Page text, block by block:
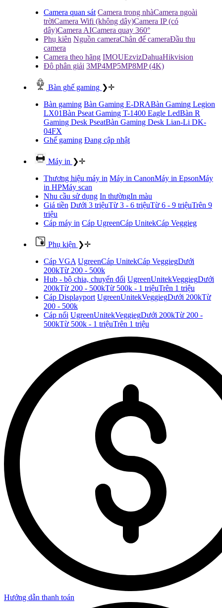
Camera quan sát Camera trong nhàCamera ngoài
trờiCamera Wifi (không dây)Camera IP (có
dây)Camera AICamera quay 360°
Phụ kiên Nguồn cameraChân đế cameraĐầu thu
camera
Camera theo hãng IMOUEzvizDahuaHikvision
Đô phân giải 3MP4MP5MP8MP (4K)
Bàn ghế gaming ❯✛
Bàn gaming Bàn Gaming E-DRABàn Gaming Legion
LX01Bàn Pseat Gaming T-1400 Eagle LedBàn R
Gaming Desk PseatBàn Gaming Desk Lian-Li DK-
04FX
Ghế gaming Đang cập nhật
Máy in ❯✛
Thương hiệu máy in Máy in CanonMáy in EpsonMáy
in HPMáy scan
Nhu cầu sử dụng In thườngIn màu
Giá tiền Dưới 3 triệuTừ 3 - 6 triệuTừ 6 - 9 triệuTrên 9
triệu
Cáp máy in Cáp UgreenCáp UnitekCáp Veggieg
Phụ kiện ❯✛
Cáp VGA UgreenCáp UnitekCáp VeggiegDưới
200kTừ 200 - 500k
Hub - bộ chia, chuyển đổi UgreenUnitekVeggiegDưới
200kTừ 200 - 500kTừ 500k - 1 triệuTrên 1 triệu
Cáp Displayport UgreenUnitekVeggiegDưới 200kTừ
200 - 500k
Cáp nối UgreenUnitekVeggiegDưới 200kTừ 200 -
500kTừ 500k - 1 triệuTrên 1 triệu
Hướng dẫn thanh toán